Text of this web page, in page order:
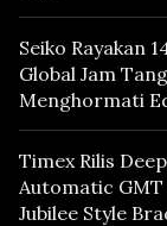
Seiko Rayakan
Global Jam
Menghormati
Mencerminkan
Timex Rilis
Automatic
Jubilee Style